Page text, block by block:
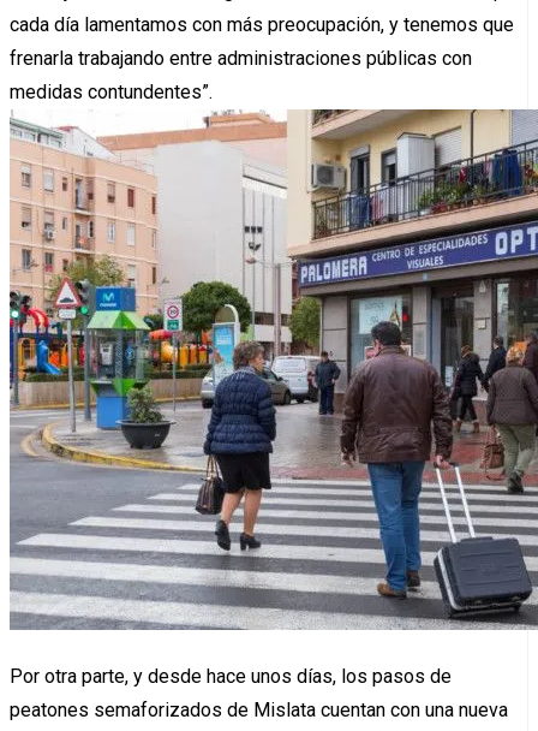
cada día lamentamos con más preocupación, y tenemos que
frenarla trabajando entre administraciones públicas con
medidas contundentes”.
Por otra parte, y desde hace unos días, los pasos de
peatones semaforizados de Mislata cuentan con una nueva